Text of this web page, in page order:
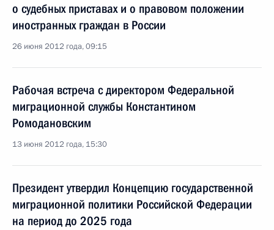
о судебных приставах и о правовом положении
иностранных граждан в России
26 июня 2012 года, 09:15
Рабочая встреча с директором Федеральной
миграционной службы Константином
Ромодановским
13 июня 2012 года, 15:30
Президент утвердил Концепцию государственной
миграционной политики Российской Федерации
на период до 2025 года